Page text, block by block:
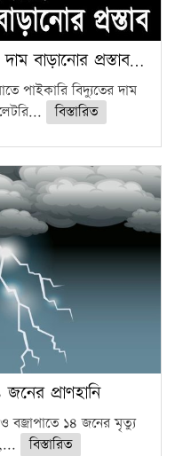
বাড়ানোর প্রস্তাব…
পাইকারি বিদ্যুতের দাম
বিস্তারিত
প্রাণহানি
ও বজ্রাপাতে ১৪ জনের মৃত্যু
বিস্তারিত